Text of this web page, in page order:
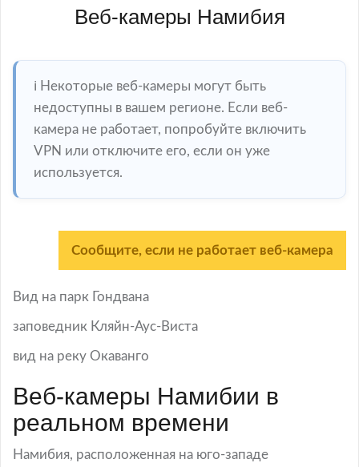
Веб-камеры Намибия
ℹ️ Некоторые веб-камеры могут быть
недоступны в вашем регионе. Если веб-
камера не работает, попробуйте включить
VPN или отключите его, если он уже
используется.
Сообщите, если не работает веб-камера
Вид на парк Гондвана
заповедник Кляйн-Аус-Виста
вид на реку Окаванго
Веб-камеры Намибии в
реальном времени
Намибия, расположенная на юго-западе